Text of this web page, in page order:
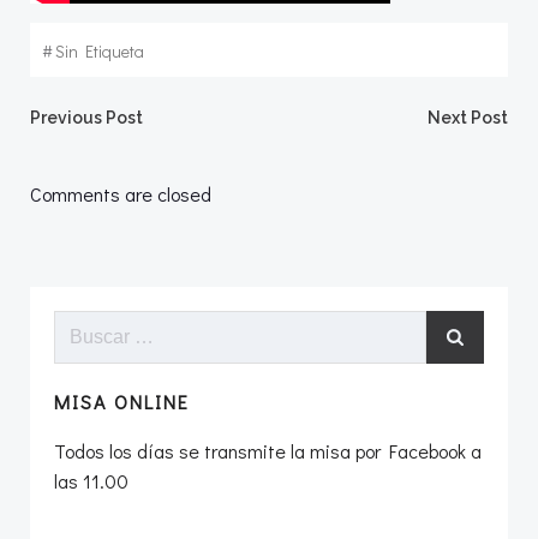
#Sin Etiqueta
Navegación
por
entradas
Previous Post
entradas
Next Post
Comments are closed
Buscar:
MISA ONLINE
Todos los días se transmite la misa por Facebook a
las 11.00